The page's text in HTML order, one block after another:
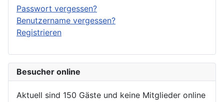
Passwort vergessen?
Benutzername vergessen?
Registrieren
Besucher online
Aktuell sind 150 Gäste und keine Mitglieder online